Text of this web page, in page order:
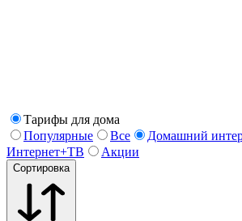
Тарифы для дома
Популярные
Все
Домашний
Интернет+ТВ
Акции
Сортировка